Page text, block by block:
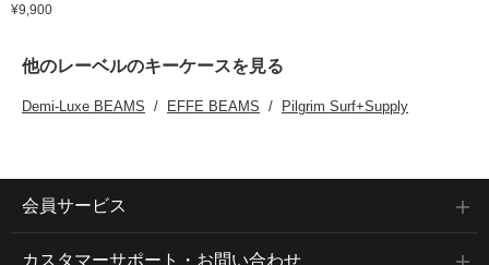
¥9,900
他のレーベルのキーケースを見る
Demi-Luxe BEAMS EFFE BEAMS Pilgrim Surf+Supply
会員サービス
カスタマーサポート・お問い合わせ